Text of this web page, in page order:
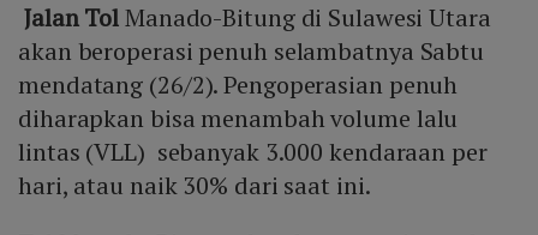
Jalan TolManado-Bitung di Sulawesi Utara
akan beroperasi penuh selambatnya Sabtu
mendatang (26/2). Pengoperasian penuh
diharapkan bisa menambah volume lalu
lintas (VLL) sebanyak 3.000 kendaraan per
hari, atau naik 30% dari saat ini.